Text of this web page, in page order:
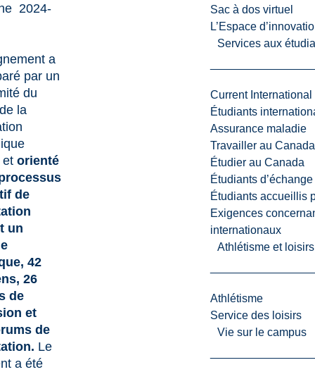
Sac à dos virtuel
L’Espace
Services aux
Current International
Étudiants
Assurance maladie
Travailler au Canada
Étudier au Canada
Étudiants
Étudiants accueillis
Exigences
internationaux
Athlétisme et
Athlétisme
Service des loisirs
Vie sur le campus
2024-
a
par un
du
la
etorienté
de
un
42
26
de
et
de
Le
a été